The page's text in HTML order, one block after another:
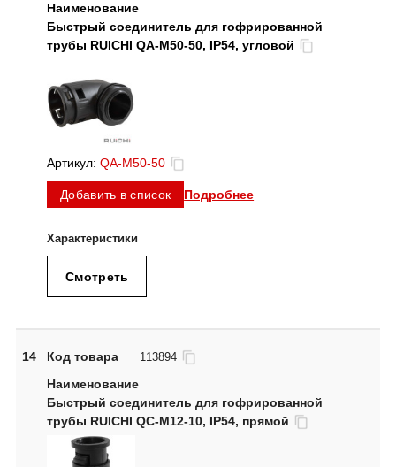
Быстрый соединитель для гофрированной
трубы RUICHI QA-M50-50, IP54, угловой
Артикул: QA-M50-50
Добавить в список Подробнее
Смотреть
14 Код товара 113894
Быстрый соединитель для гофрированной
трубы RUICHI QC-M12-10, IP54, прямой